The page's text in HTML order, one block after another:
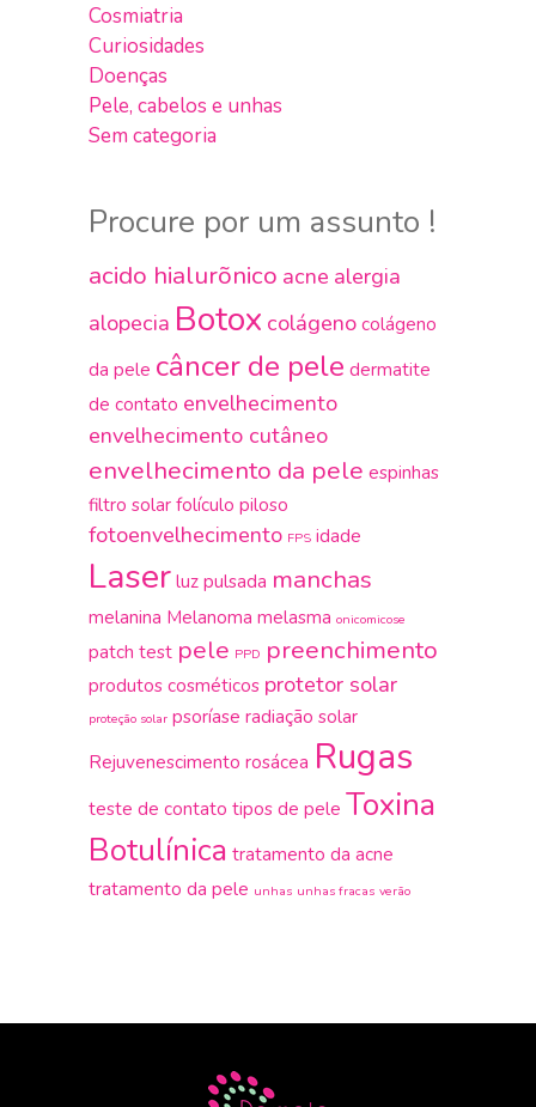
Cosmiatria
Curiosidades
Doenças
Pele, cabelos e unhas
Sem categoria
Procure por um assunto !
acido hialurõnico acne alergia
alopecia Botox colágeno colágeno
da pele câncer de pele dermatite
de contato envelhecimento
envelhecimento cutâneo
envelhecimento da pele espinhas
filtro solar folículo piloso
fotoenvelhecimento FPS idade
Laser luz pulsada manchas
melanina Melanoma melasma onicomicose
patch test pele PPD preenchimento
produtos cosméticos protetor solar
proteção solar psoríase radiação solar
Rejuvenescimento rosácea Rugas
teste de contato tipos de pele Toxina
Botulínica tratamento da acne
tratamento da pele unhas unhas fracas verão